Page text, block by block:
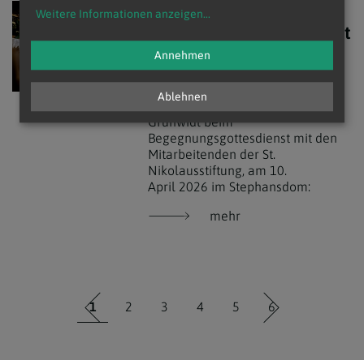
Predigt
Begegnungsgottesdienst
mit der St.
Nikolausstiftung
Grünwidl beim
Begegnungsgottesdienst mit den
Mitarbeitenden der St.
Nikolausstiftung, am 10.
April 2026 im Stephansdom:
mehr
1 2 3 4 5 6
Weitere Informationen anzeigen...
Ablehnen
Annehmen